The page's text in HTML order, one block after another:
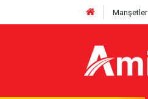
Manşetler